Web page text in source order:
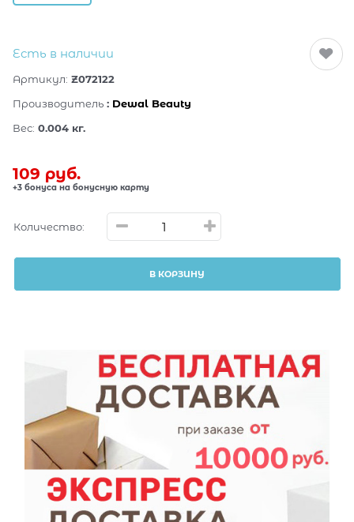
Есть в наличии
Артикул: Z072122
Производитель : Dewal Beauty
Вес: 0.004 кг.
109 руб.
+3 бонуса на бонусную карту
Количество:
В КОРЗИНУ